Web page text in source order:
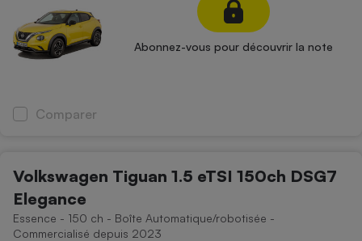
Abonnez-vous pour découvrir la note
Comparer
Volkswagen Tiguan 1.5 eTSI 150ch DSG7
Elegance
Essence - 150 ch - Boîte Automatique/robotisée -
Commercialisé depuis 2023